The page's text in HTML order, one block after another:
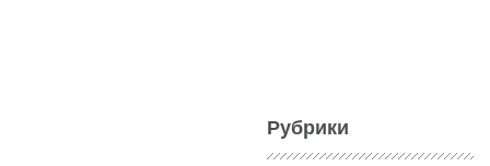
Рубрики